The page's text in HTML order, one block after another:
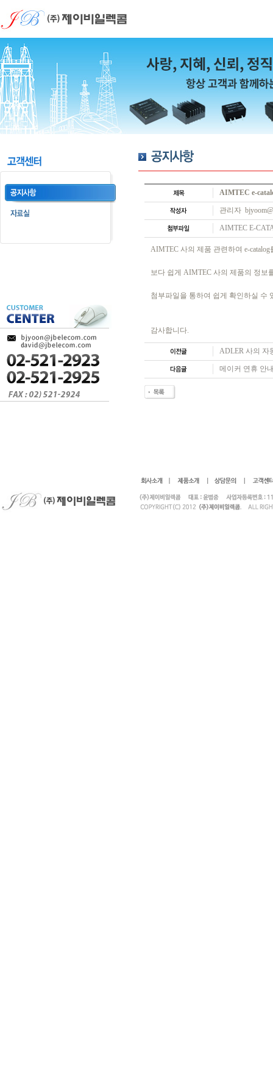
AIMTEC e-
관리자
AIMTEC E-
AIMTEC 사의 제품 관련하여 e-
보다 쉽게 AIMTEC 사의 제품의 정보
첨부파일을 통하여 쉽게 확인하실 수
감사합니다.
ADLER 사의 자
메이커 연휴 안